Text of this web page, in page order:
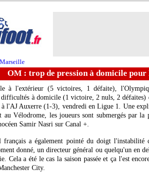
Marseille
OM : trop de pression à domicile pour
à l'extérieur (5 victoires, 1 défaite),
difficultés à domicile (1 victoire, 2 nuls, 2 défaites)
à l'AJ Auxerre (1-3), vendredi en Ligue 1. Une
au Vélodrome, les joueurs sont submergés par la
Samir Nasri sur Canal +.
français a également pointé du doigt
donné, un directeur général ou quelqu'un en
Cela a été le cas la saison passée et ça l'est
City.